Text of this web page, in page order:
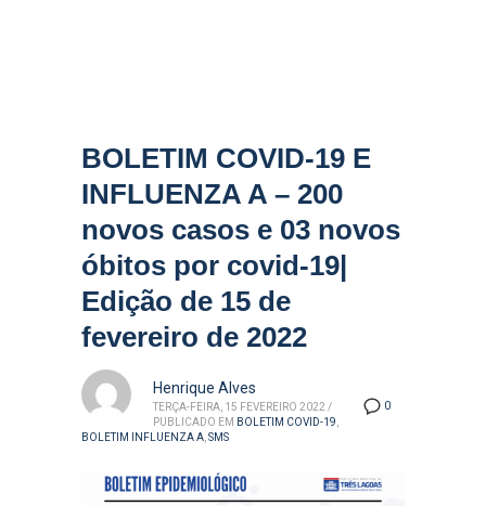
BOLETIM COVID-19 E
INFLUENZA A – 200
novos casos e 03 novos
óbitos por covid-19|
Edição de 15 de
fevereiro de 2022
0
Henrique Alves
TERÇA-FEIRA, 15 FEVEREIRO 2022 /
PUBLICADO EM BOLETIM COVID-19
BOLETIM INFLUENZA A SMS